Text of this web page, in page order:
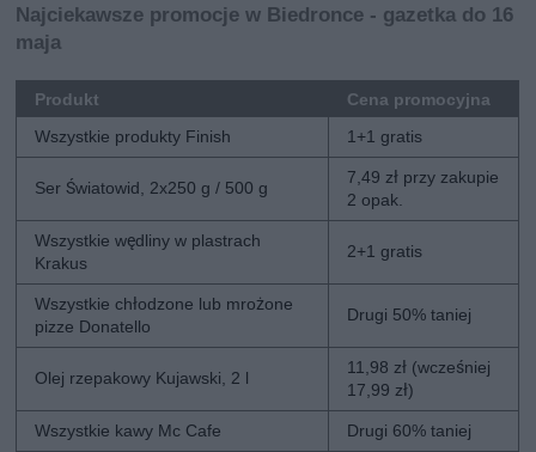
Najciekawsze promocje w Biedronce - gazetka do 16
maja
Produkt
Cena promocyjna
Wszystkie produkty Finish
1+1 gratis
Ser Światowid, 2x250 g / 500 g
7,49 zł przy zakupie
2 opak.
Wszystkie wędliny w plastrach
Krakus
2+1 gratis
Wszystkie chłodzone lub mrożone
pizze Donatello
Drugi 50% taniej
Olej rzepakowy Kujawski, 2 l
11,98 zł (wcześniej
17,99 zł)
Wszystkie kawy Mc Cafe Drugi 60% taniej